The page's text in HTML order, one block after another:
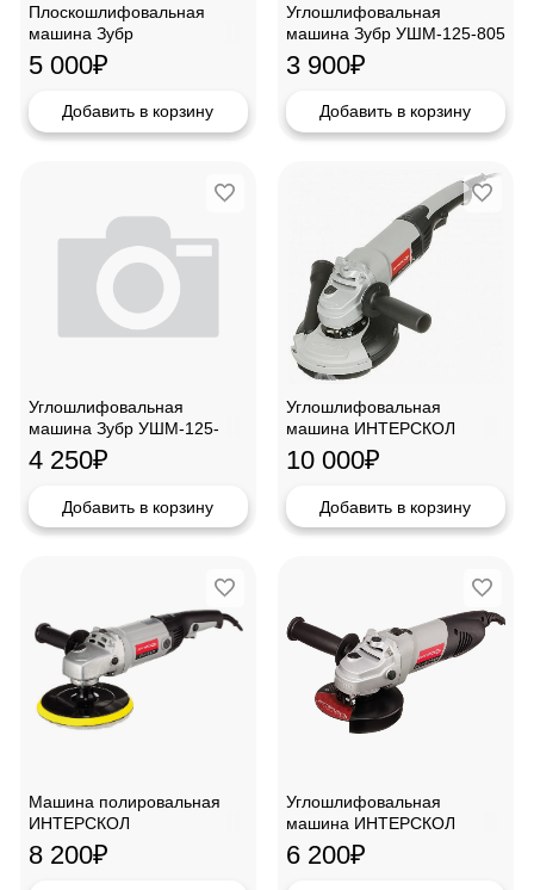
Плоскошлифовальная
машина Зубр
ЗПШМ-300Э-02
5 000₽
Добавить в корзину
Углошлифовальная
машина Зубр УШМ-125-805
3 900₽
Добавить в корзину
Углошлифовальная
машина Зубр УШМ-125-
1005
4 250₽
Добавить в корзину
Углошлифовальная
машина ИНТЕРСКОЛ
УШМ-125/1400Э
10 000₽
Добавить в корзину
Машина полировальная
ИНТЕРСКОЛ
УПМ-180/1300Э
8 200₽
Углошлифовальная
машина ИНТЕРСКОЛ
УШМ-125/1100Э
6 200₽